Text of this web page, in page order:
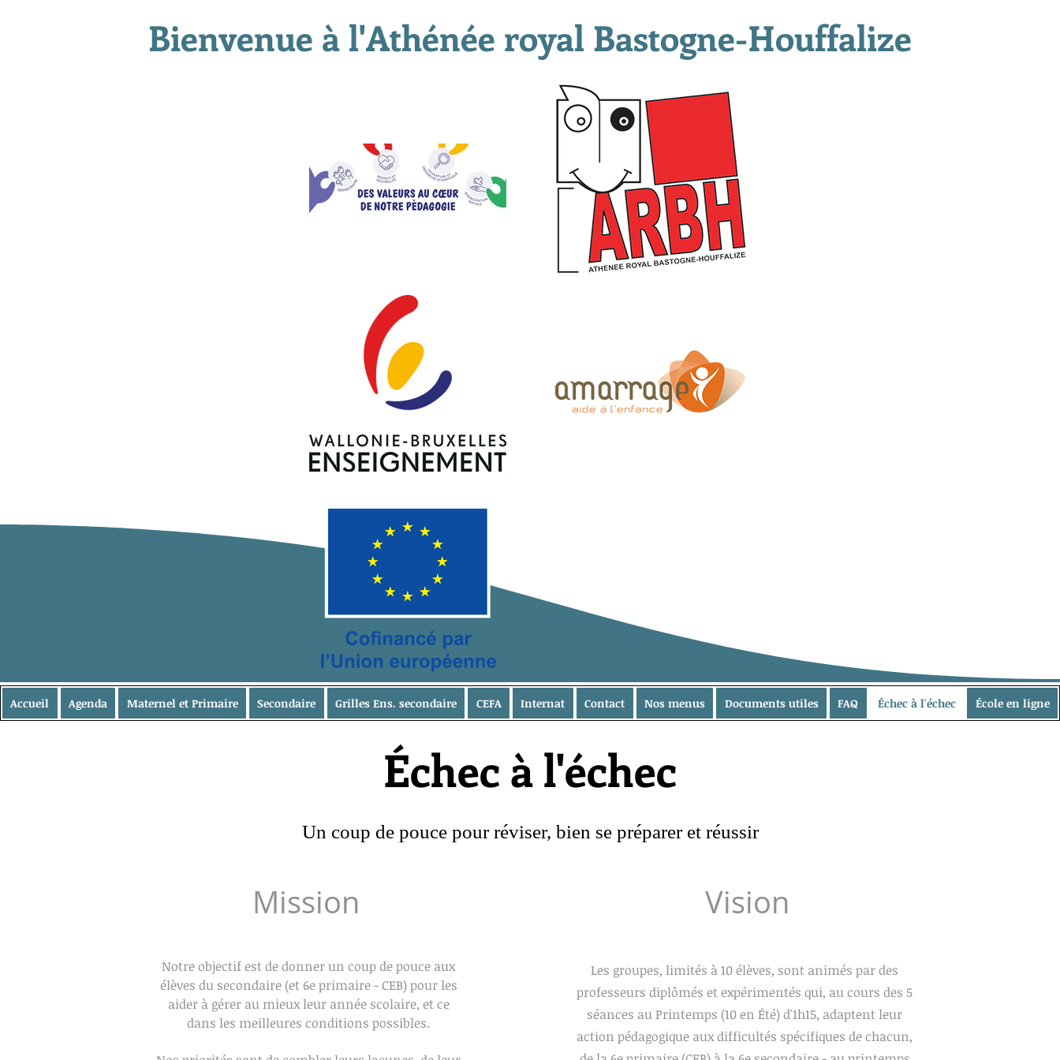
Bienvenue à l'Athénée royal Bastogne-Houffalize
Échec à l'échec
Un coup de pouce pour réviser, bien se préparer et réussir
Mission
Notre objectif est de donner un coup de pouce aux
élèves du secondaire (et 6e primaire - CEB) pour les
aider à gérer au mieux leur année scolaire, et ce
dans les meilleures conditions possibles.
Vision
Les groupes, limités à 10 élèves, sont animés par des
professeurs diplômés et expérimentés qui, au cours des 5
séances au Printemps (10 en Été) d'1h15, adaptent leur
action pédagogique aux difficultés spécifiques de chacun,
Accueil Agenda Maternel et Primaire Secondaire Grilles Ens. secondaire CEFA Internat Contact Nos menus Documents utiles FAQ Échec à l'échec École en ligne